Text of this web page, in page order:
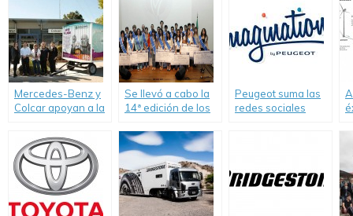
página web
Mercedes-Benz y
Colcar apoyan a la
de Virrey del Pino.
Se llevó a cabo la
14ª edición de los
Educación.
Peugeot suma las
redes sociales